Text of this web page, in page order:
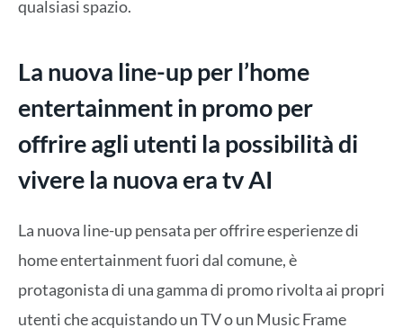
qualsiasi spazio.
La nuova line-up per l’home
entertainment in promo per
offrire agli utenti la possibilità di
vivere la nuova era tv AI
La nuova line-up pensata per offrire esperienze di
home entertainment fuori dal comune, è
protagonista di una gamma di promo rivolta ai propri
utenti che acquistando un TV o un Music Frame